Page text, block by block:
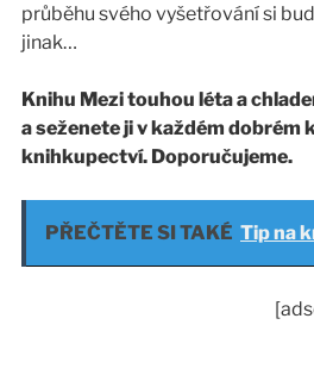
průběhu svého vyšetřování si
jinak…
Knihu Mezi touhou léta a
a seženete ji v každém dobrém
knihkupectví. Doporučujeme.
PŘEČTĚTE SI TAKÉ Tip na